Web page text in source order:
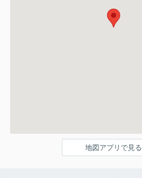
地図アプリで見る